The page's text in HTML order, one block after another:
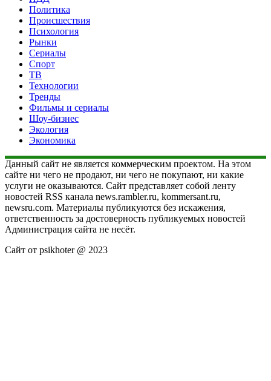
Политика
Происшествия
Психология
Рынки
Сериалы
Спорт
ТВ
Технологии
Тренды
Фильмы и сериалы
Шоу-бизнес
Экология
Экономика
Данный сайт не является коммерческим проектом. На этом
сайте ни чего не продают, ни чего не покупают, ни какие
услуги не оказываются. Сайт представляет собой ленту
новостей RSS канала news.rambler.ru, kommersant.ru,
newsru.com. Материалы публикуются без искажения,
ответственность за достоверность публикуемых новостей
Администрация сайта не несёт.
Сайт от psikhoter @ 2023